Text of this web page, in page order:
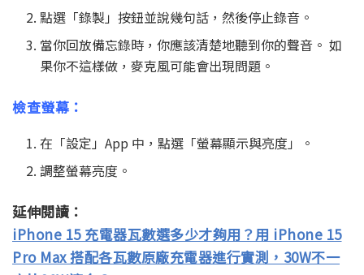
點選「錄製」按鈕並說幾句話，然後停止錄音。
當你回放備忘錄時，你應該清楚地聽到你的聲音。 如
果你不這樣做，麥克風可能會出現問題。
檢查螢幕：
在「設定」App 中，點選「螢幕顯示與亮度」。
調整螢幕亮度。
延伸閱讀：
iPhone 15 充電器瓦數選多少才夠用？用 iPhone 15
Pro Max 搭配各瓦數原廠充電器進行實測，30W不一